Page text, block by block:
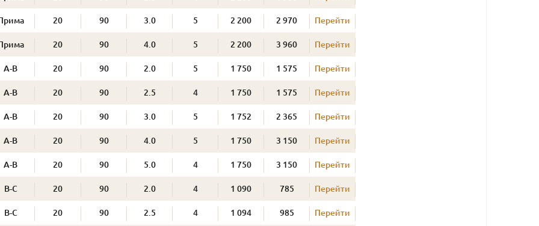
20 90 3.0 5 2 200 2 970 Перейти
20 90 4.0 5 2 200 3 960 Перейти
А-В 20 90 2.0 5 1 750 1 575 Перейти
А-В 20 90 2.5 4 1 750 1 575 Перейти
А-В 20 90 3.0 5 1 752 2 365 Перейти
А-В 20 90 4.0 5 1 750 3 150 Перейти
А-В 20 90 5.0 4 1 750 3 150 Перейти
В-С 20 90 2.0 4 1 090 785 Перейти
В-С 20 90 2.5 4 1 094 985 Перейти